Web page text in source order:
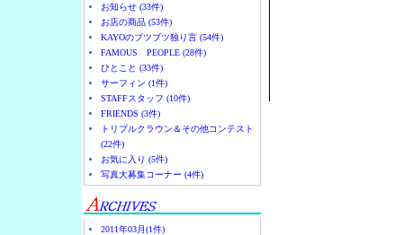
お知らせ (33件)
お店の商品 (53件)
KAYOのブツブツ独り言 (54件)
FAMOUS PEOPLE (28件)
ひとこと (33件)
サーフィン (1件)
STAFFスタッフ (10件)
FRIENDS (3件)
トリプルクラウン＆その他コンテスト
(22件)
お気に入り (5件)
写真大募集コーナー (4件)
2011年03月(1件)